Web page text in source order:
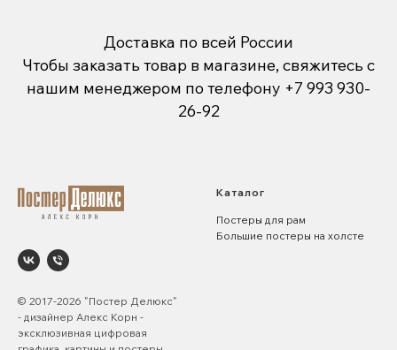
Доставка по всей России
Чтобы заказать товар в магазине, свяжитесь с
нашим менеджером по телефону +7 993 930-
26-92
© 2017-2026 "Постер Делюкс"
- дизайнер Алекс Корн -
эксклюзивная цифровая
Каталог
Постеры для рам
Большие постеры на холсте